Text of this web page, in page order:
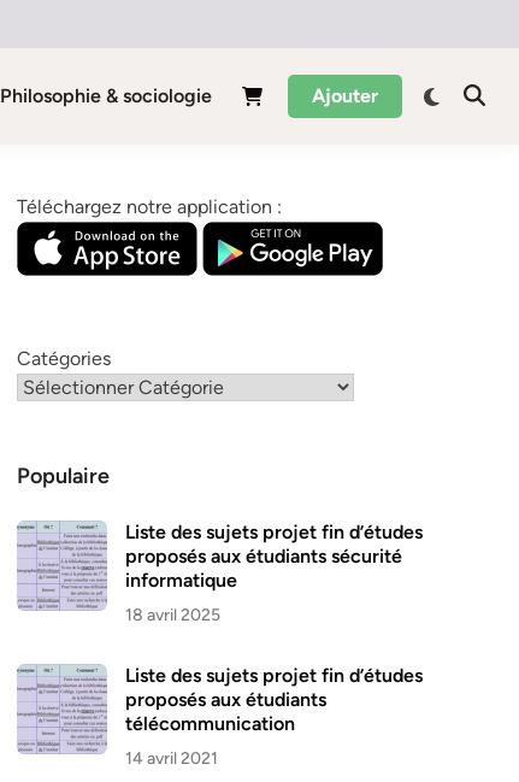
Philosophie & sociologie Ajouter
Téléchargez notre application :
Catégories
Populaire
Liste des sujets projet fin d’études
proposés aux étudiants sécurité
informatique
18 avril 2025
Liste des sujets projet fin d’études
proposés aux étudiants
télécommunication
14 avril 2021